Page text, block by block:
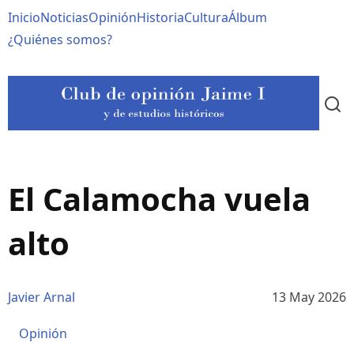
al
contenido
Navegación
principal
InicioNoticiasOpiniónHistoriaCulturaÁlbum
¿Quiénes somos?
El Calamocha vuela
alto
Javier Arnal 13 May 2026
Opinión